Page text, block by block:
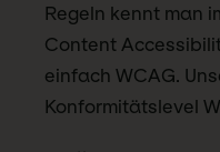
Regeln kennt man
Content
einfach WCAG.
Konformitätslevel